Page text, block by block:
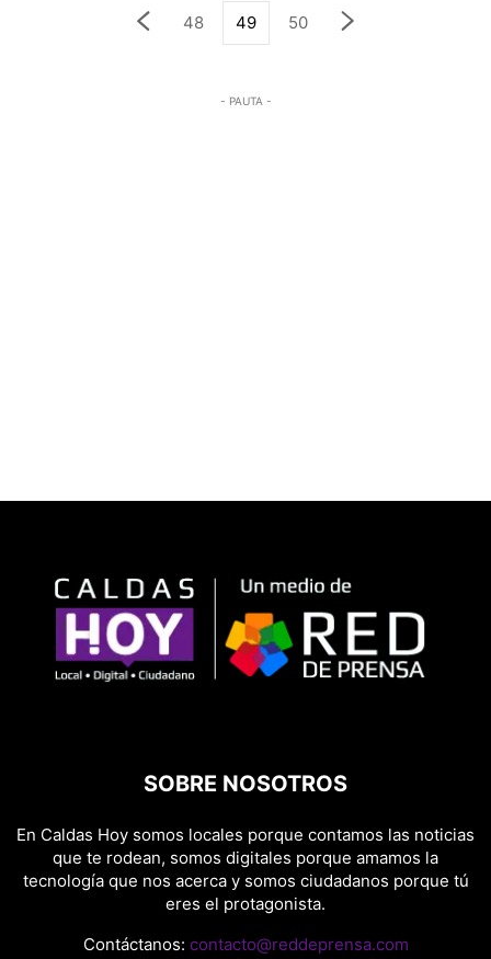
48 49 50
- PAUTA -
SOBRE NOSOTROS
En Caldas Hoy somos locales porque contamos las noticias
que te rodean, somos digitales porque amamos la
tecnología que nos acerca y somos ciudadanos porque tú
eres el protagonista.
Contáctanos: contacto@reddeprensa.com